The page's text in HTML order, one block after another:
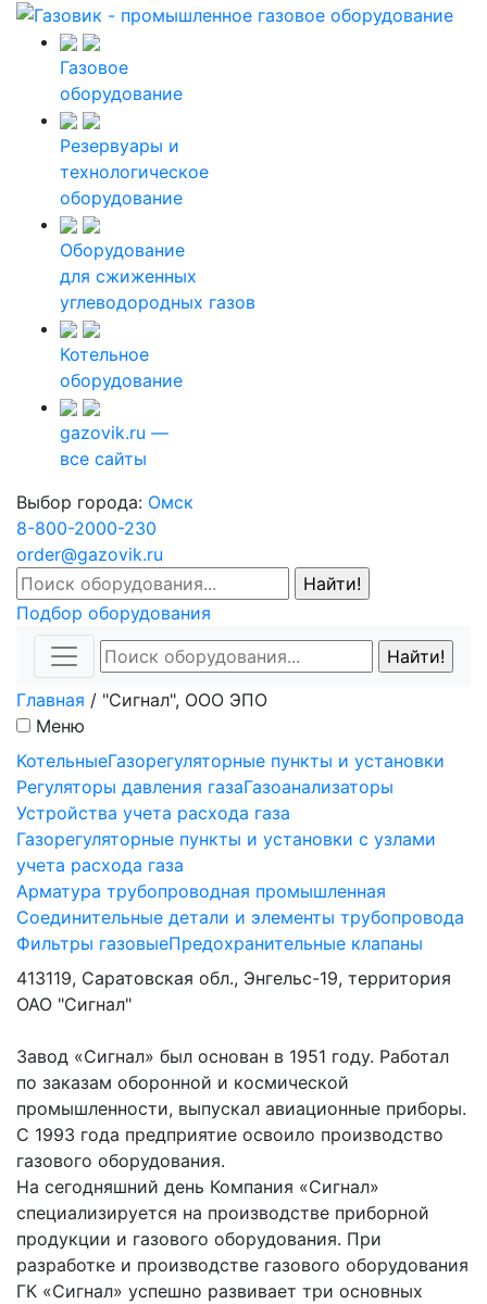
Газовое
оборудование
Резервуары и
технологическое
оборудование
Оборудование
для сжиженных
углеводородных газов
Котельное
оборудование
gazovik.ru —
все сайты
Выбор города: Омск
8-800-2000-230
order@gazovik.ru
Подбор оборудования
Главная / "Сигнал", ООО ЭПО
Меню
КотельныеГазорегуляторные пункты и установки
Регуляторы давления газаГазоанализаторы
Устройства учета расхода газа
Газорегуляторные пункты и установки с узлами
учета расхода газа
Арматура трубопроводная промышленная
Соединительные детали и элементы трубопровода
Фильтры газовыеПредохранительные клапаны
413119, Саратовская обл., Энгельс-19, территория
ОАО "Сигнал"
Завод «Сигнал» был основан в 1951 году. Работал
по заказам оборонной и космической
промышленности, выпускал авиационные приборы.
С 1993 года предприятие освоило производство
газового оборудования.
На сегодняшний день Компания «Сигнал»
специализируется на производстве приборной
продукции и газового оборудования. При
разработке и производстве газового оборудования
ГК «Сигнал» успешно развивает три основных